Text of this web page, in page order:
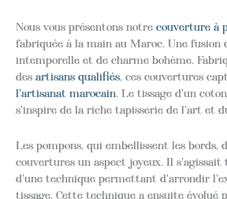
Nous vous présentons notre couverture à
fabriquée à la main au Maroc. Une fusion
intemporelle et de charme bohème.
des artisans qualifiés, ces couvertures
l'artisanat marocain. Le tissage d'un
s'inspire de la riche tapisserie de l'art et
Les pompons, qui embellissent les bords,
couvertures un aspect joyeux. Il
d'une technique permettant d'arrondir
tissage. Cette technique a ensuite évolué